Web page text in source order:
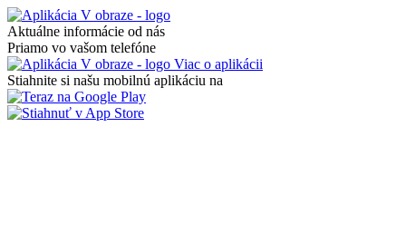
Aktuálne informácie od nás
Priamo vo vašom telefóne
Viac o aplikácii
Stiahnite si našu mobilnú aplikáciu na